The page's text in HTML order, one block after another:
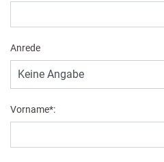
(eBook)
Das tanzende Kamel (eBook)
Der Akquise-Coach (eBook)
Die 100 besten Coaching-
Anrede
Vorname*: